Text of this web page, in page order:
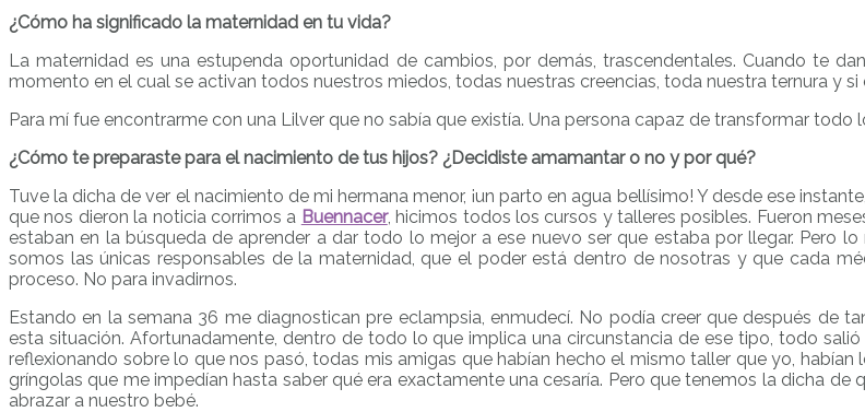
¿Cómo ha significado la maternidad en tu vida?
La maternidad es una estupenda oportunidad de cambios, por demás, trascendentales. Cuando te
momento en el cual se activan todos nuestros miedos, todas nuestras creencias, toda nuestra ternura y
Para mí fue encontrarme con una Lilver que no sabía que existía. Una persona capaz de transformar todo
¿Cómo te preparaste para el nacimiento de tus hijos? ¿Decidiste amamantar o no y por qué?
Tuve la dicha de ver el nacimiento de mi hermana menor, ¡un parto en agua bellísimo! Y desde ese
que nos dieron la noticia corrimos a Buennacer, hicimos todos los cursos y talleres posibles. Fueron
estaban en la búsqueda de aprender a dar todo lo mejor a ese nuevo ser que estaba por llegar. Pero
somos las únicas responsables de la maternidad, que el poder está dentro de nosotras y que cada
proceso. No para invadirnos.
Estando en la semana 36 me diagnostican pre eclampsia, enmudecí. No podía creer que después de
esta situación. Afortunadamente, dentro de todo lo que implica una circunstancia de ese tipo, todo
reflexionando sobre lo que nos pasó, todas mis amigas que habían hecho el mismo taller que yo,
gríngolas que me impedían hasta saber qué era exactamente una cesaría. Pero que tenemos la dicha de
abrazar a nuestro bebé.